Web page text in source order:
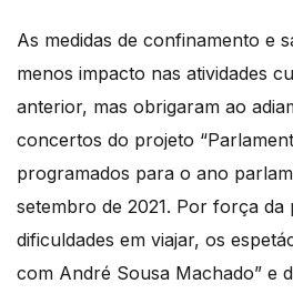
As medidas de confinamento e
menos impacto nas atividades
anterior, mas obrigaram ao
concertos do projeto
programados para o ano
setembro de 2021. Por força da
dificuldades em viajar, os
com André Sousa Machado” e